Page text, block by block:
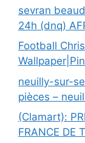
sevran
24h (dnq)
Football
neuilly-sur-
pièces –
(Clamart):
FRANCE DE